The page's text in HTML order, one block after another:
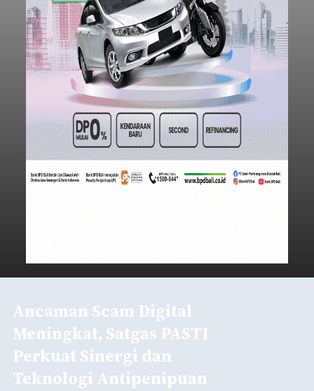
Ancaman Scam Digital
Meningkat, Satgas PASTI
Perkuat Sinergi dan
Teknologi Antipenipuan